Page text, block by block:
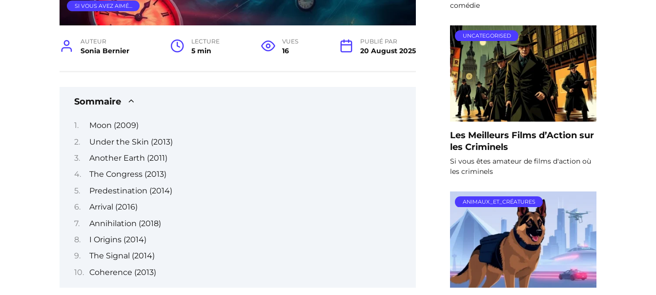
SI VOUS AVEZ AIMÉ…
AUTEUR
Sonia Bernier
LECTURE
5 min
VUES
16
PUBLIÉ PAR
20 August 2025
Sommaire
Moon (2009)
Under the Skin (2013)
Another Earth (2011)
The Congress (2013)
Predestination (2014)
Arrival (2016)
Annihilation (2018)
I Origins (2014)
The Signal (2014)
Coherence (2013)
comédie
UNCATEGORISED
Les Meilleurs Films d’Action sur
les Criminels
Si vous êtes amateur de films d'action où
les criminels
ANIMAUX_ET_CRÉATURES